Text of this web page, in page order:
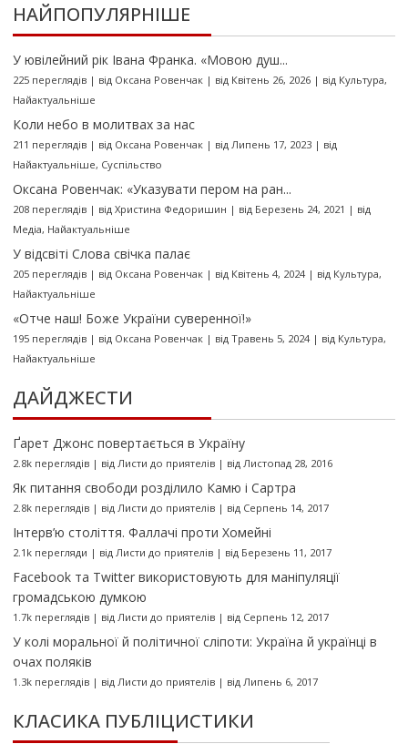
НАЙПОПУЛЯРНІШЕ
У ювілейний рік Івана Франка. «Мовою душ...
225 переглядів| від Оксана Ровенчак| від Квітень 26, 2026| від Культура,
Найактуальніше
Коли небо в молитвах за нас
211 переглядів| від Оксана Ровенчак| від Липень 17, 2023| від
Найактуальніше, Суспільство
Оксана Ровенчак: «Указувати пером на ран...
208 переглядів| від Христина Федоришин | від Березень 24, 2021 | від
Медіа, Найактуальніше
У відсвіті Слова свічка палає
205 переглядів| від Оксана Ровенчак| від Квітень 4, 2024| від Культура,
Найактуальніше
«Отче наш! Боже України суверенної!»
195 переглядів| від Оксана Ровенчак| від Травень 5, 2024| від Культура,
Найактуальніше
ДАЙДЖЕСТИ
Ґарет Джонс повертається в Україну
2.8k переглядів| від Листи до приятелів| від Листопад 28, 2016
Як питання свободи розділило Камю і Сартра
2.8k переглядів| від Листи до приятелів| від Серпень 14, 2017
Інтерв’ю століття. Фаллачі проти Хомейні
2.1k перегляди | від Листи до приятелів| від Березень 11, 2017
Facebook та Twitter використовують для маніпуляції
громадською думкою
1.7k переглядів| від Листи до приятелів| від Серпень 12, 2017
У колі моральної й політичної сліпоти: Україна й українці в
очах поляків
1.3k переглядів| від Листи до приятелів| від Липень 6, 2017
КЛАСИКА ПУБЛІЦИСТИКИ